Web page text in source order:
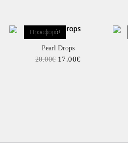
Προσφορά!
Pearl Drops
20.00€ 17.00€